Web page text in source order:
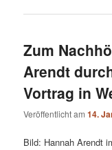
Zum
Arendt
Vortrag in
Veröffentlicht am14.
Bild: Hannah Arendt